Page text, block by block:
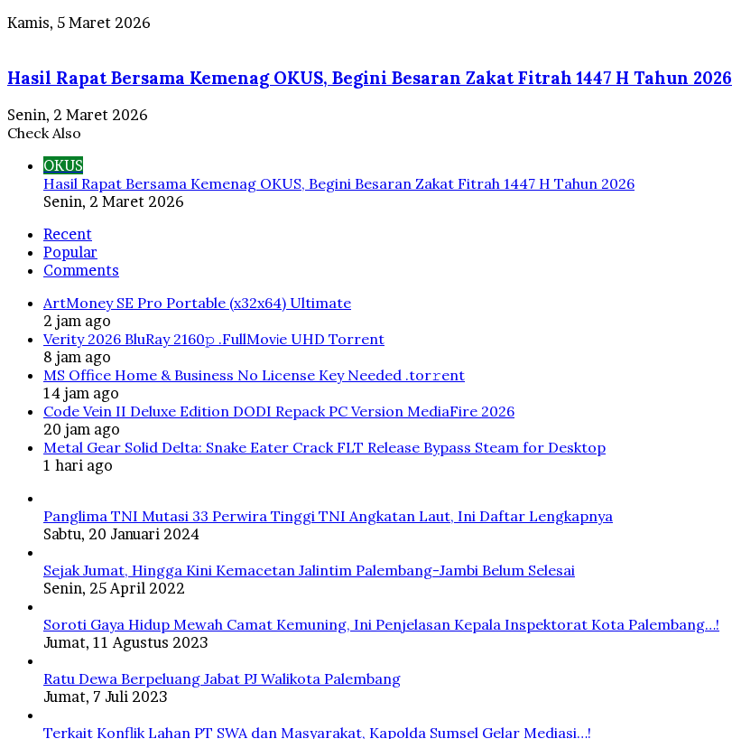
Kamis, 5 Maret 2026
Hasil Rapat Bersama Kemenag OKUS, Begini Besaran Zakat Fitrah 1447 H Tahun 2026
Senin, 2 Maret 2026
Check Also
OKUS
Hasil Rapat Bersama Kemenag OKUS, Begini Besaran Zakat Fitrah 1447 H Tahun 2026
Senin, 2 Maret 2026
Recent
Popular
Comments
ArtMoney SE Pro Portable (x32x64) Ultimate
2 jam ago
Verity 2026 BluRay 2160𝚙 .FullMov𝗂e UHD Torrent
8 jam ago
MS Office Home & Business No License Key Needed .tоr𝚛еnt
14 jam ago
Code Vein II Deluxe Edition DODI Repack PC Version MediaFire 2026
20 jam ago
Metal Gear Solid Delta: Snake Eater Crack FLT Release Bypass Steam for Desktop
1 hari ago
Panglima TNI Mutasi 33 Perwira Tinggi TNI Angkatan Laut, Ini Daftar Lengkapnya
Sabtu, 20 Januari 2024
Sejak Jumat, Hingga Kini Kemacetan Jalintim Palembang-Jambi Belum Selesai
Senin, 25 April 2022
Soroti Gaya Hidup Mewah Camat Kemuning, Ini Penjelasan Kepala Inspektorat Kota Palembang…!
Jumat, 11 Agustus 2023
Ratu Dewa Berpeluang Jabat PJ Walikota Palembang
Jumat, 7 Juli 2023
Terkait Konflik Lahan PT SWA dan Masyarakat, Kapolda Sumsel Gelar Mediasi…!